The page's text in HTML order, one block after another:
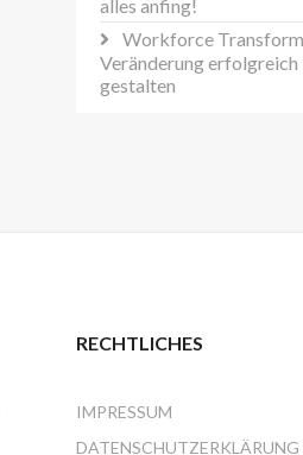
alles anfing!
Workforce
Veränderung erfolgreich
gestalten
RECHTLICHES
IMPRESSUM
DATENSCHUTZERKLÄRUNG